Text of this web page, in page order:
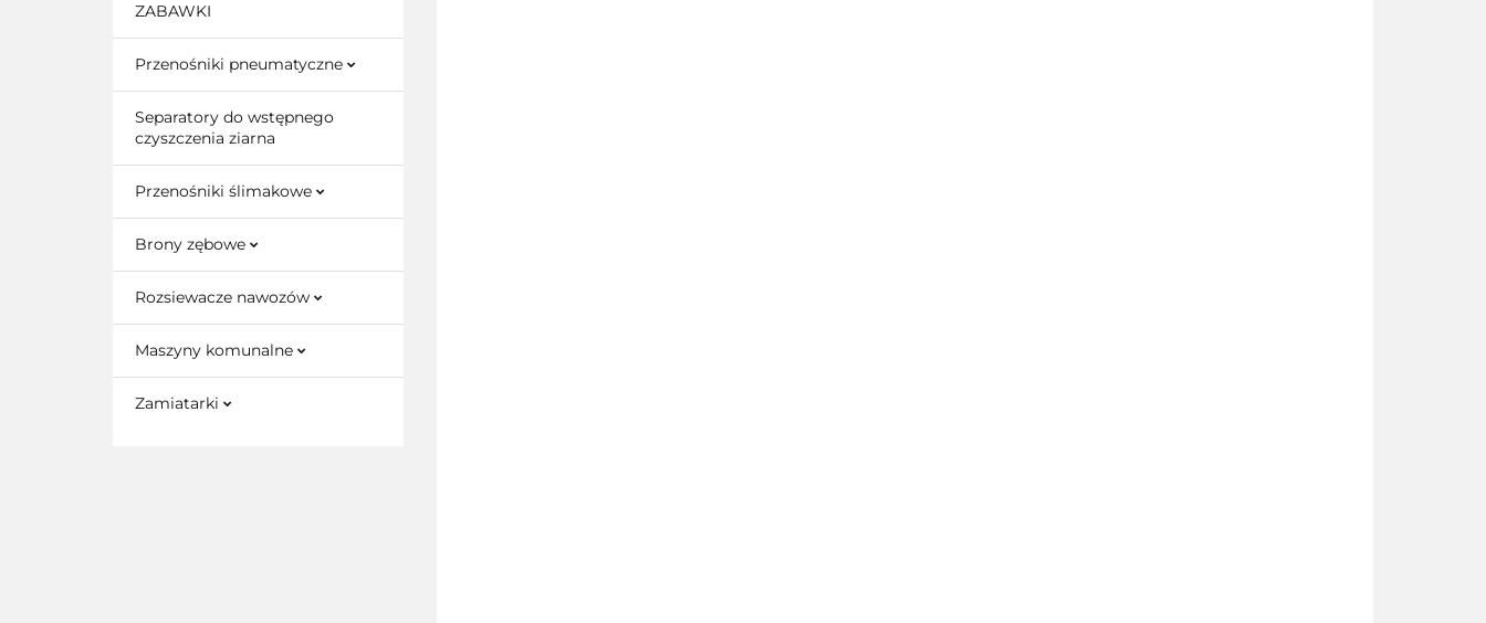
ZABAWKI
Przenośniki pneumatyczne
Separatory do wstępnego
czyszczenia ziarna
Przenośniki ślimakowe
Brony zębowe
Rozsiewacze nawozów
Maszyny komunalne
Zamiatarki